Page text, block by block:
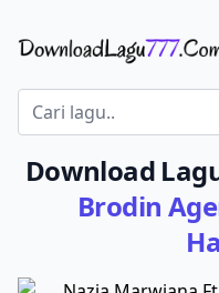
Download Lagu -
Download
Brodin